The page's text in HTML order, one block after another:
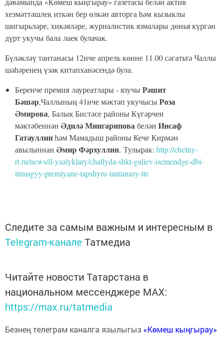
хезмәттәшлек иткән бер өлкән авторга һәм кызыклы
шигырьләре, хикәяләре, журналистик язмалары дөнья күргән
дүрт укучы бала лаек булачак.
Бүләкләү тантанасы 12нче апрель көнне 11.00 сәгатьтә Чаллы
шәһәренең үзәк китапханәсендә була.
Беренче премия лауреатлары - язучыРәшит
Бәшәр,Чаллының 41нче мәктәп укучысыРоза
Әмирова, Балык Бистәсе районы Күгәрчен
мәктәбеннән Әдилә Мингариповабелән Инсаф
Гатауллинһәм Мамадыш районы Кече Кирмән
авылыннан Әмир Фәрхуллин. Тулырак: http://chelny-
rt.ru/news/il-yaalyklary/challyda-shkt-galiev-isemendge-dbi-
itimagyy-premiyane-tapshyru-tantanasy-tte
Следите за самым важным и интересным в
Telegram-канале Татмедиа
Читайте новости Татарстана в
национальном мессенджере MАХ:
https://max.ru/tatmedia
Безнең телеграм каналга язылыгыз «Көмеш кыңгырау»